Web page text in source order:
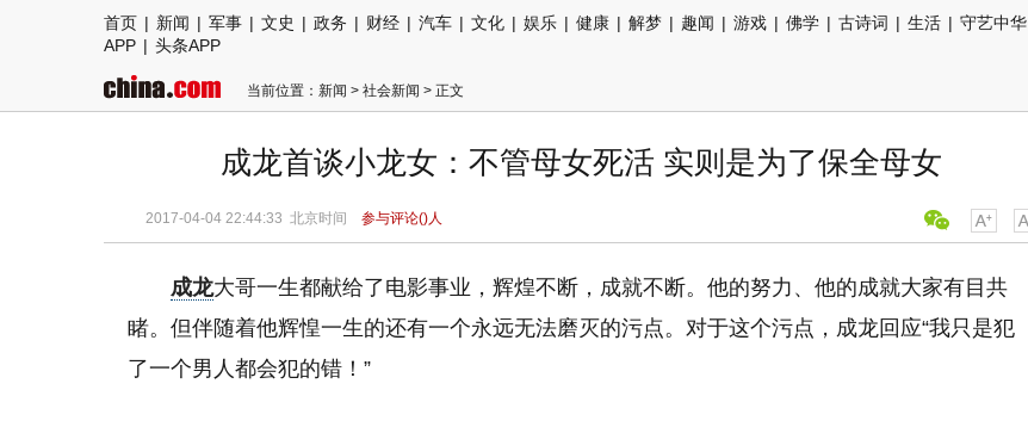
首页 | 新闻 | 军事 | 文史 | 政务 | 财经 | 汽车 | 文化 | 娱乐 | 健康 | 解梦 | 趣闻 | 游戏 | 佛学 | 古诗词 | 生活 | 守艺中华
APP | 头条APP
当前位置： 新闻 > 社会新闻 > 正文
成龙首谈小龙女：不管母女死活 实则是为了保全母女
2017-04-04 22:44:33 北京时间 参与评论()人
成龙大哥一生都献给了电影事业，辉煌不断，成就不断。他的努力、他的成就大家有目共
睹。但伴随着他辉惶一生的还有一个永远无法磨灭的污点。对于这个污点，成龙回应“我只是犯
了一个男人都会犯的错！”